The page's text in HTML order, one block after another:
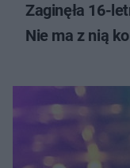
Zaginęła 16-
Nie ma z nią